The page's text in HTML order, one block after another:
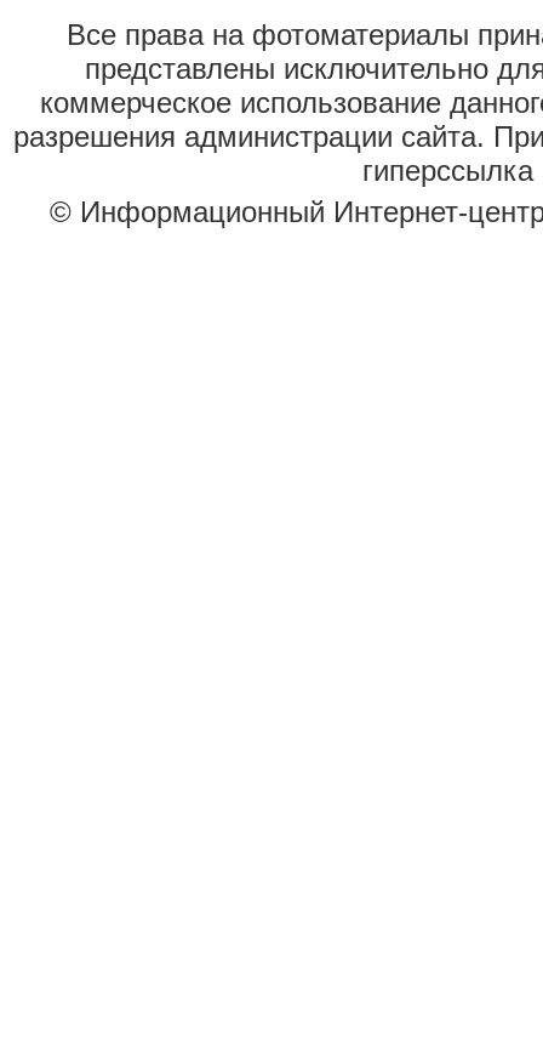
Все права на фотоматериалы
представлены исключительно
коммерческое использование
разрешения администрации сайта.
гиперссылка
© Информационный Интернет-